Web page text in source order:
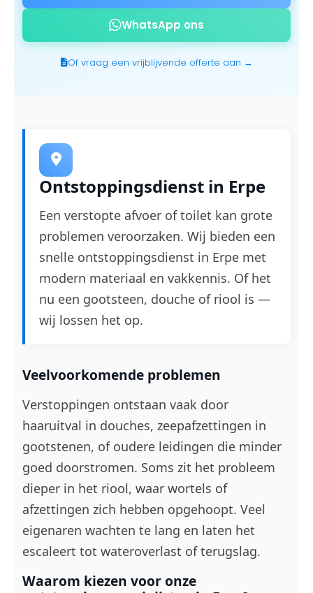
WhatsApp ons
Of vraag een vrijblijvende offerte aan →
Ontstoppingsdienst in Erpe
Een verstopte afvoer of toilet kan grote
problemen veroorzaken. Wij bieden een
snelle ontstoppingsdienst in Erpe met
modern materiaal en vakkennis. Of het
nu een gootsteen, douche of riool is —
wij lossen het op.
Veelvoorkomende problemen
Verstoppingen ontstaan vaak door
haaruitval in douches, zeepafzettingen in
gootstenen, of oudere leidingen die minder
goed doorstromen. Soms zit het probleem
dieper in het riool, waar wortels of
afzettingen zich hebben opgehoopt. Veel
eigenaren wachten te lang en laten het
escaleert tot wateroverlast of terugslag.
Waarom kiezen voor onze